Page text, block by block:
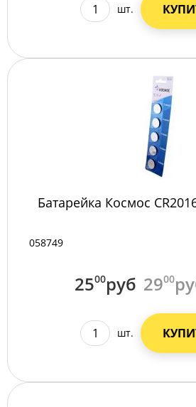
шт.
Батарейка Космос
058749
2500руб 2900
шт.